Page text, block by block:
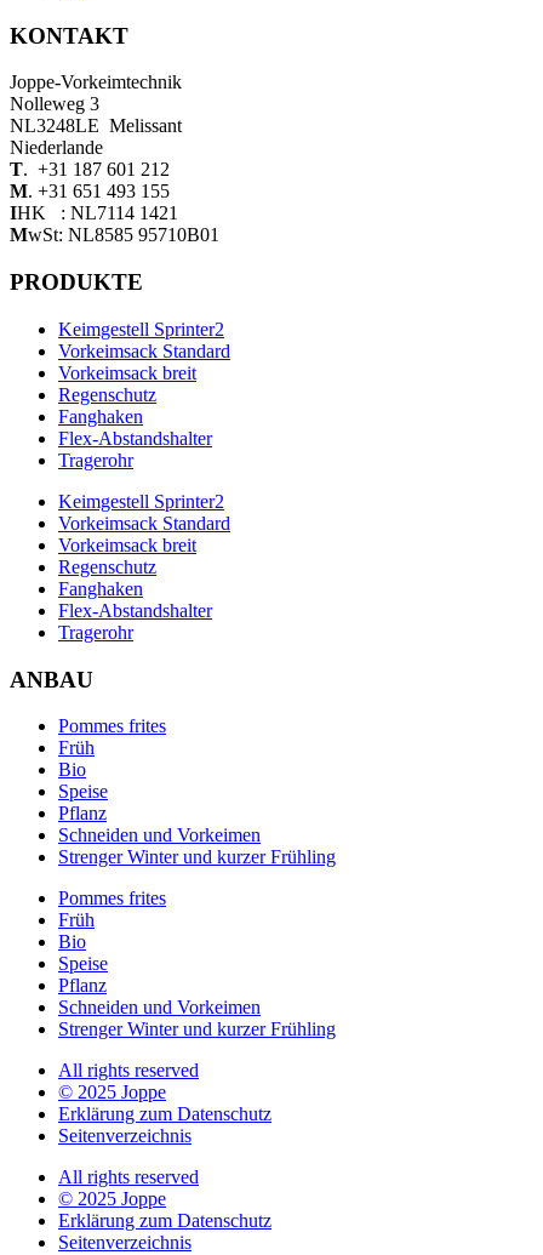
KONTAKT
Joppe-Vorkeimtechnik
Nolleweg 3
NL3248LE Melissant
Niederlande
T. +31 187 601 212
M. +31 651 493 155
IHK : NL7114 1421
MwSt: NL8585 95710B01
PRODUKTE
Keimgestell Sprinter2
Vorkeimsack Standard
Vorkeimsack breit
Regenschutz
Fanghaken
Flex-Abstandshalter
Tragerohr
Keimgestell Sprinter2
Vorkeimsack Standard
Vorkeimsack breit
Regenschutz
Fanghaken
Flex-Abstandshalter
Tragerohr
ANBAU
Pommes frites
Früh
Bio
Speise
Pflanz
Schneiden und Vorkeimen
Strenger Winter und kurzer Frühling
Pommes frites
Früh
Bio
Speise
Pflanz
Schneiden und Vorkeimen
Strenger Winter und kurzer Frühling
All rights reserved
© 2025 Joppe
Erklärung zum Datenschutz
Seitenverzeichnis
All rights reserved
© 2025 Joppe
Erklärung zum Datenschutz
Seitenverzeichnis